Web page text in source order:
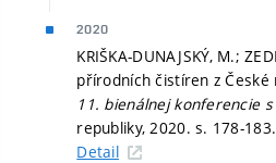
2020
KRIŠKA-DUNAJSKÝ, M.;
přírodních čistíren z
11. bienálnej konferencie
republiky, 2020.s. 178-183.
Detail